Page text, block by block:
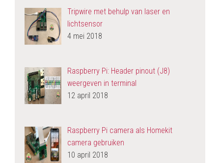
Tripwire met behulp van laser en
lichtsensor
4 mei 2018
Raspberry Pi: Header pinout (J8)
weergeven in terminal
12 april 2018
Raspberry Pi camera als Homekit
camera gebruiken
10 april 2018